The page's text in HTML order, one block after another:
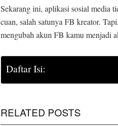
Sekarang ini, aplikasi sosial media
cuan, salah satunya FB kreator.
mengubah akun FB kamu menjadi
Daftar Isi:
RELATED POSTS